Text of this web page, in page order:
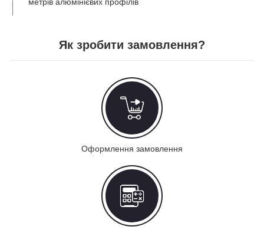
Як зробити замовлення?
Оформлення замовлення